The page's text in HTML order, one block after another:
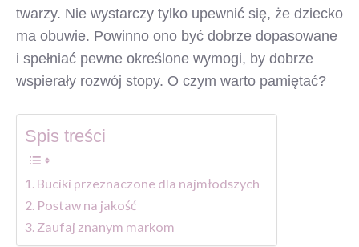
twarzy. Nie wystarczy tylko upewnić się, że dziecko
ma obuwie. Powinno ono być dobrze dopasowane
i spełniać pewne określone wymogi, by dobrze
wspierały rozwój stopy. O czym warto pamiętać?
Spis treści
Buciki przeznaczone dla najmłodszych
Postaw na jakość
Zaufaj znanym markom